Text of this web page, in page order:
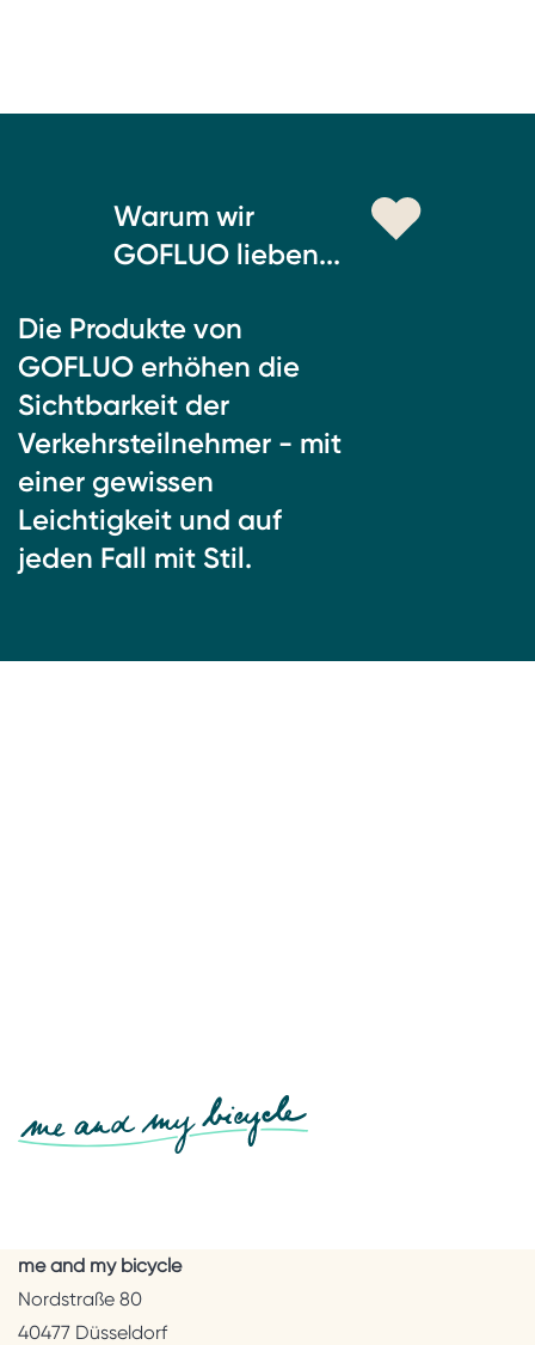
Warum wir
GOFLUO lieben...
Die Produkte von
GOFLUO erhöhen die
Sichtbarkeit der
Verkehrsteilnehmer - mit
einer gewissen
Leichtigkeit und auf
jeden Fall mit Stil.
me and my bicycle
Nordstraße 80
40477 Düsseldorf